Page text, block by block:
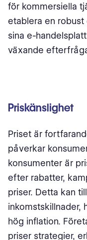
för kommersiella
etablera en
sina e-
växande
Priskänslighet
Priset är
påverkar
konsumenter är
efter rabatter,
priser. Detta kan
inkomstskillnader,
hög inflation.
priser strategier,